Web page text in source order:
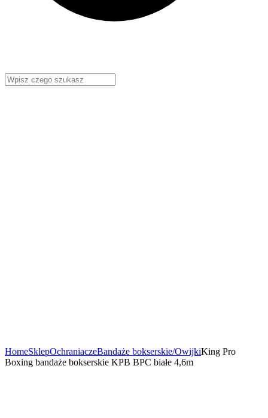
HomeSklepOchraniaczeBandaże bokserskie/OwijkiKing Pro
Boxing bandaże bokserskie KPB BPC białe 4,6m